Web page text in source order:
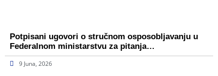
Potpisani ugovori o stručnom osposobljavanju u
Federalnom ministarstvu za pitanja…
9 Juna, 2026